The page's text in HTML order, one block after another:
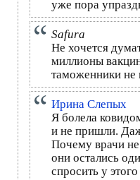
уже пора
Safura
Не хочется
миллионы
таможенники не
Ирина Слепых
Я болела
и не пришли.
Почему врачи
они остались
спросить у